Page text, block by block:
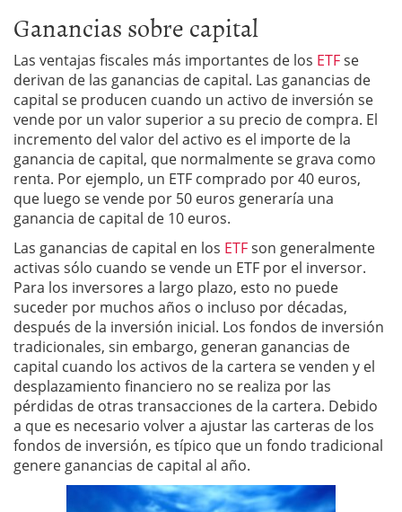
Ganancias sobre capital
Las ventajas fiscales más importantes de los ETFse
derivan de las ganancias de capital. Las ganancias de
capital se producen cuando un activo de inversión se
vende por un valor superior a su precio de compra. El
incremento del valor del activo es el importe de la
ganancia de capital, que normalmente se grava como
renta. Por ejemplo, un ETF comprado por 40 euros,
que luego se vende por 50 euros generaría una
ganancia de capital de 10 euros.
Las ganancias de capital en los ETFson generalmente
activas sólo cuando se vende un ETF por el inversor.
Para los inversores a largo plazo, esto no puede
suceder por muchos años o incluso por décadas,
después de la inversión inicial. Los fondos de inversión
tradicionales, sin embargo, generan ganancias de
capital cuando los activos de la cartera se venden y el
desplazamiento financiero no se realiza por las
pérdidas de otras transacciones de la cartera. Debido
a que es necesario volver a ajustar las carteras de los
fondos de inversión, es típico que un fondo tradicional
genere ganancias de capital al año.